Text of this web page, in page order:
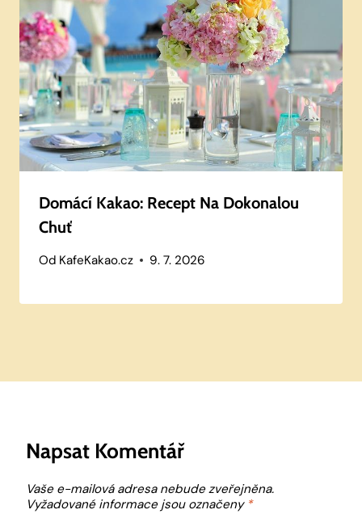
Domácí Kakao: Recept Na Dokonalou
Chuť
Od KafeKakao.cz 9. 7. 2026
Napsat Komentář
Vaše e-mailová adresa nebude zveřejněna.
Vyžadované informace jsou označeny *